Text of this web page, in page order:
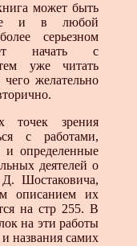
может быть
и в любой
серьезном
начать с
уже читать
желательно
точек зрения
с работами,
определенные
деятелей о
Шостаковича,
описанием их
на стр 255. В
на эти работы
названия самих